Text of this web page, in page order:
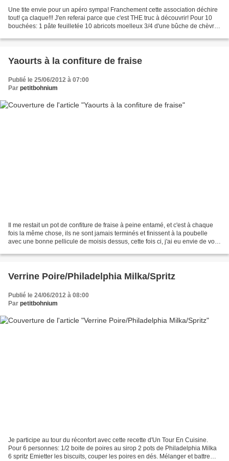
Une tite envie pour un apéro sympa! Franchement cette association déchire
tout! ça claque!!! J'en referai parce que c'est THE truc à découvrir! Pour 10
bouchées: 1 pâte feuilletée 10 abricots moelleux 3/4 d'une bûche de chèvre
Yaourts à la confiture de fraise
Publié le 25/06/2012 à 07:00
Par petitbohnium
Il me restait un pot de confiture de fraise à peine entamé, et c'est à chaque
fois la même chose, ils ne sont jamais terminés et finissent à la poubelle
avec une bonne pellicule de moisis dessus, cette fois ci, j'ai eu envie de voir
Verrine Poire/Philadelphia Milka/Spritz
Publié le 24/06/2012 à 08:00
Par petitbohnium
Je participe au tour du réconfort avec cette recette d'Un Tour En Cuisine.
Pour 6 personnes: 1/2 boite de poires au sirop 2 pots de Philadelphia Milka
6 spritz Emietter les biscuits, couper les poires en dés. Mélanger et battre